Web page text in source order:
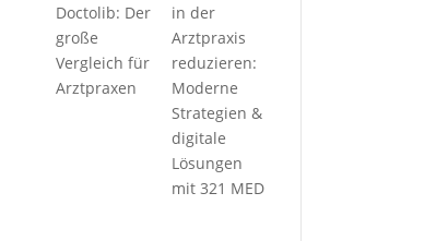
Doctolib: Der
große
Vergleich für
Arztpraxen
in der
Arztpraxis
reduzieren:
Moderne
Strategien &
digitale
Lösungen
mit 321 MED